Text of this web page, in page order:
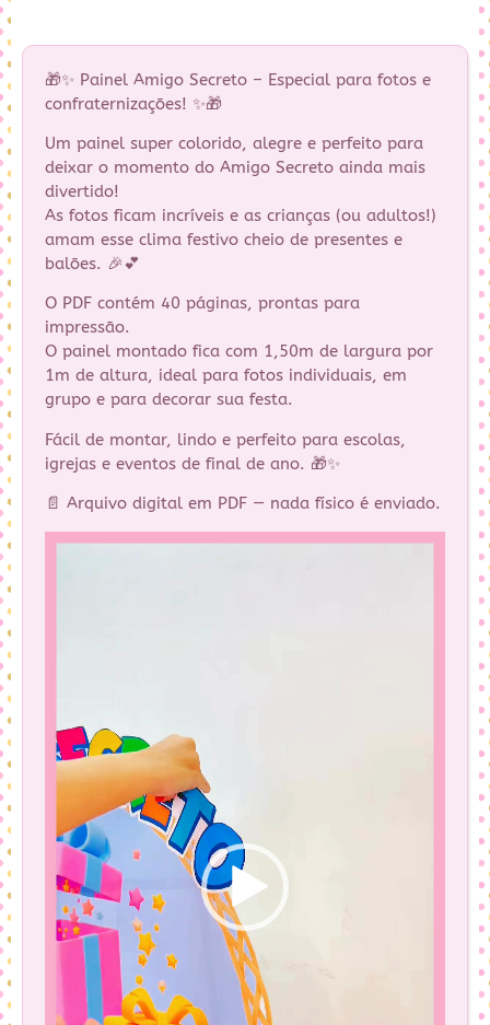
🎁✨ Painel Amigo Secreto – Especial para fotos e
confraternizações! ✨🎁
Um painel super colorido, alegre e perfeito para
deixar o momento do Amigo Secreto ainda mais
divertido!
As fotos ficam incríveis e as crianças (ou adultos!)
amam esse clima festivo cheio de presentes e
balões. 🎉💕
O PDF contém 40 páginas, prontas para
impressão.
O painel montado fica com 1,50m de largura por
1m de altura, ideal para fotos individuais, em
grupo e para decorar sua festa.
Fácil de montar, lindo e perfeito para escolas,
igrejas e eventos de final de ano. 🎁✨
📄 Arquivo digital em PDF — nada físico é enviado.
Tocador